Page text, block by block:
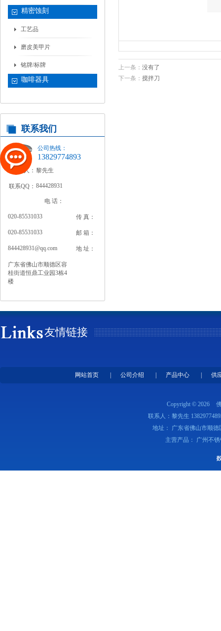
精密蚀刻
工艺品
磨皮美甲片
铭牌/标牌
咖啡器具
联系我们
公司热线：
13829774893
联系人： 黎先生
联系QQ： 844428931
电 话：
020-85531033 传 真：
020-85531033 邮 箱：
844428931@qq.com 地 址：
广东省佛山市顺德区容
桂街道恒鼎工业园3栋4
楼
上一条： 没有了
下一条： 搅拌刀
友情链接
网站首页 公司介绍 产品中心 供
Copyright © 2026
联系人：黎先生
地址： 广东省佛山市顺
主营产品： 广州不